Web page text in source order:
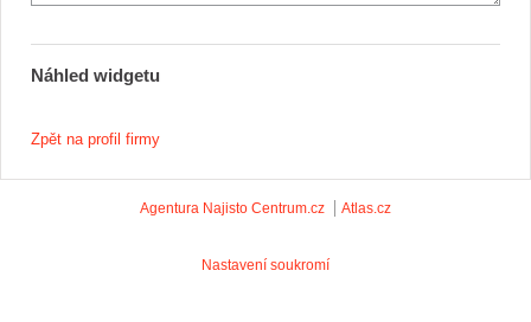
Náhled widgetu
Zpět na profil firmy
Agentura Najisto Centrum.cz Atlas.cz
Nastavení soukromí